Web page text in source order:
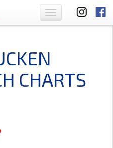
Toggle
navigation
CHARTS